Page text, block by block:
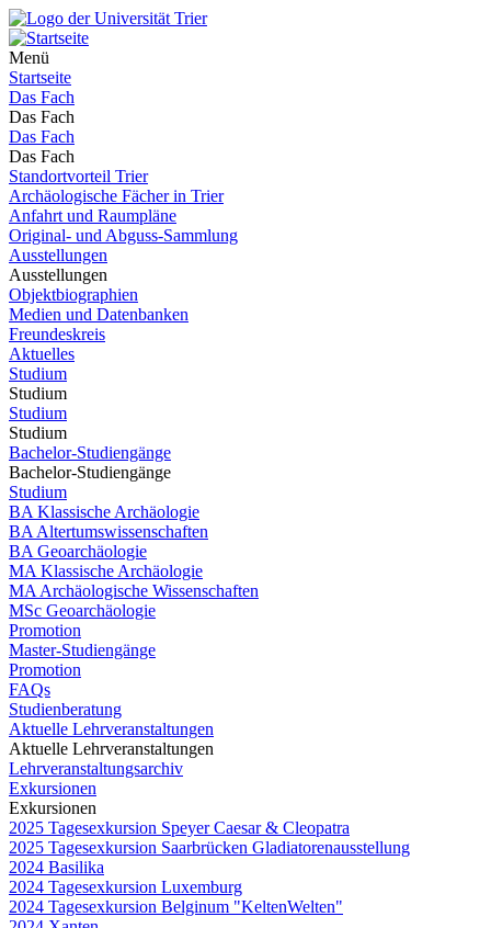
Menü
Startseite
Das Fach
Das Fach
Das Fach
Das Fach
Standortvorteil Trier
Archäologische Fächer in Trier
Anfahrt und Raumpläne
Original- und Abguss-Sammlung
Ausstellungen
Ausstellungen
Objektbiographien
Medien und Datenbanken
Freundeskreis
Aktuelles
Studium
Studium
Studium
Studium
Bachelor-Studiengänge
Bachelor-Studiengänge
Studium
BA Klassische Archäologie
BA Altertumswissenschaften
BA Geoarchäologie
MA Klassische Archäologie
MA Archäologische Wissenschaften
MSc Geoarchäologie
Promotion
Master-Studiengänge
Promotion
FAQs
Studienberatung
Aktuelle Lehrveranstaltungen
Aktuelle Lehrveranstaltungen
Lehrveranstaltungsarchiv
Exkursionen
Exkursionen
2025 Tagesexkursion Speyer Caesar & Cleopatra
2025 Tagesexkursion Saarbrücken Gladiatorenausstellung
2024 Basilika
2024 Tagesexkursion Luxemburg
2024 Tagesexkursion Belginum "KeltenWelten"